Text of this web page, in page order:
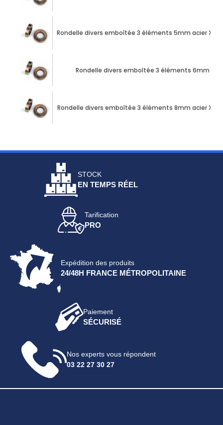
Rondelle divers emboîtée 3 éléments 5mm acier
Rondelle divers emboîtée 3 éléments 6mm
Rondelle divers emboîtée 3 éléments 8mm acier
STOCK
EN TEMPS RÉEL
Tarification
PRO
Expédition des produits
24/48H FRANCE MÉTROPOLITAINE
Paiement
SÉCURISÉ
Nos experts vous répondent
03 22 27 30 27